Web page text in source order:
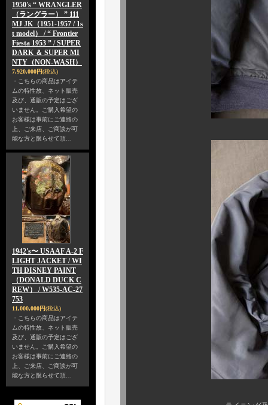
1950's “ WRANGLER
（ラングラー） ” 111
MJ JK（1951-1957 / 1s
t model） / “ Frontier
Fiesta 1953 ” / SUPER
DARK ＆ SUPER MI
NTY（NON-WASH）
7,920,000円(税込)
・こちらの商品はアイテ
ムの特性故、ネット販売
及び、通販の予定はござ
いません。ご購入希望の
お客様は事前にご連絡の
上、ご来店、ご商談が可
能な方と限らせて頂…
1942's〜 USAAF A-2 F
LIGHT JACKET / WI
TH DISNEY PAINT
（DONALD DUCK C
REW） / W535-AC-27
753
11,000,000円(税込)
・こちらの商品はアイテ
ムの特性故、ネット販売
及び、通販の予定はござ
いません。ご購入希望の
お客様は事前にご連絡の
上、ご来店、ご商談が可
能な方と限らせて頂…